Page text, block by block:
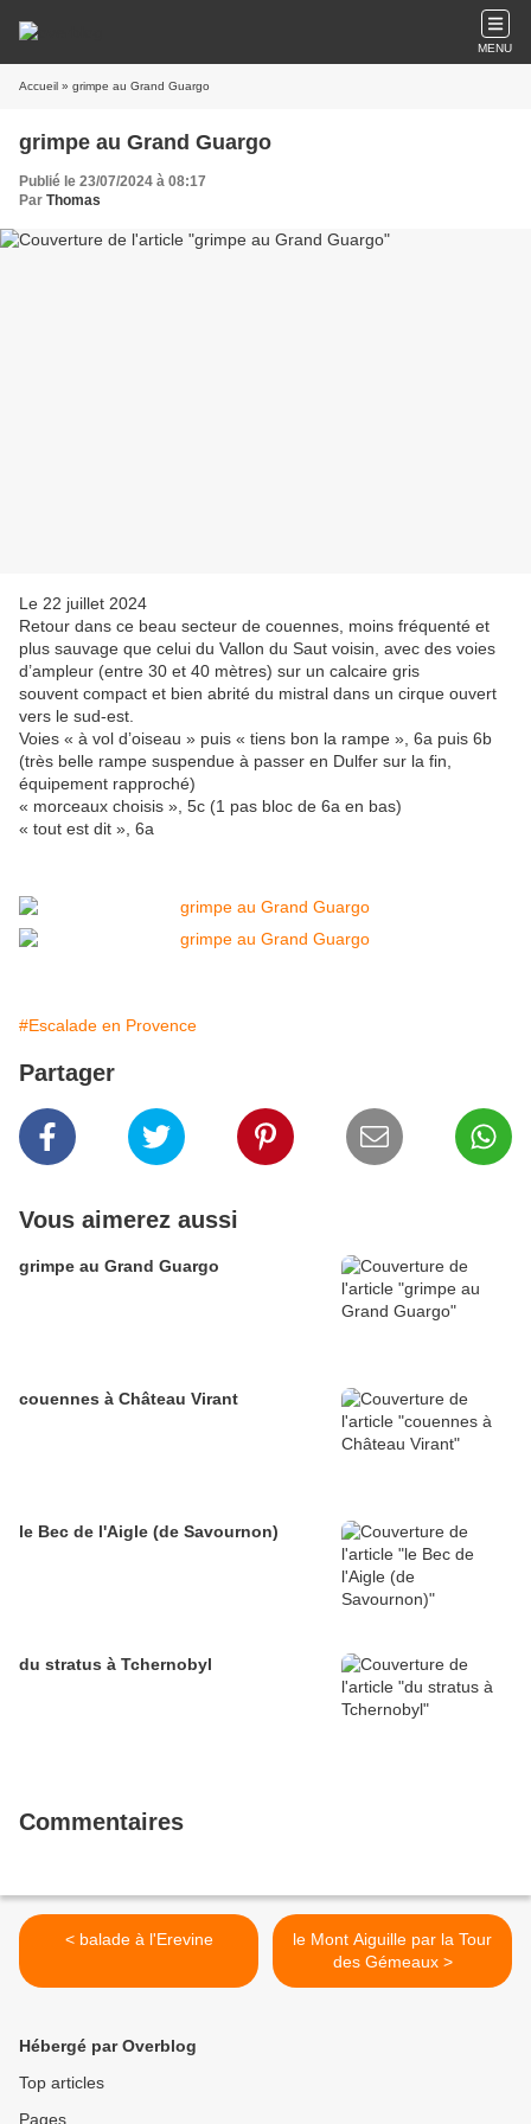
MENU
Accueil » grimpe au Grand Guargo
grimpe au Grand Guargo
Publié le 23/07/2024 à 08:17
Par Thomas
Le 22 juillet 2024
Retour dans ce beau secteur de couennes, moins fréquenté et
plus sauvage que celui du Vallon du Saut voisin, avec des voies
d’ampleur (entre 30 et 40 mètres) sur un calcaire gris
souvent compact et bien abrité du mistral dans un cirque ouvert
vers le sud-est.
Voies « à vol d’oiseau » puis « tiens bon la rampe », 6a puis 6b
(très belle rampe suspendue à passer en Dulfer sur la fin,
équipement rapproché)
« morceaux choisis », 5c (1 pas bloc de 6a en bas)
« tout est dit », 6a
#Escalade en Provence
Partager
Vous aimerez aussi
grimpe au Grand Guargo
couennes à Château Virant
le Bec de l'Aigle (de Savournon)
du stratus à Tchernobyl
Commentaires
< balade à l'Erevine
le Mont Aiguille par la Tour
des Gémeaux >
Hébergé par Overblog
Top articles
Pages